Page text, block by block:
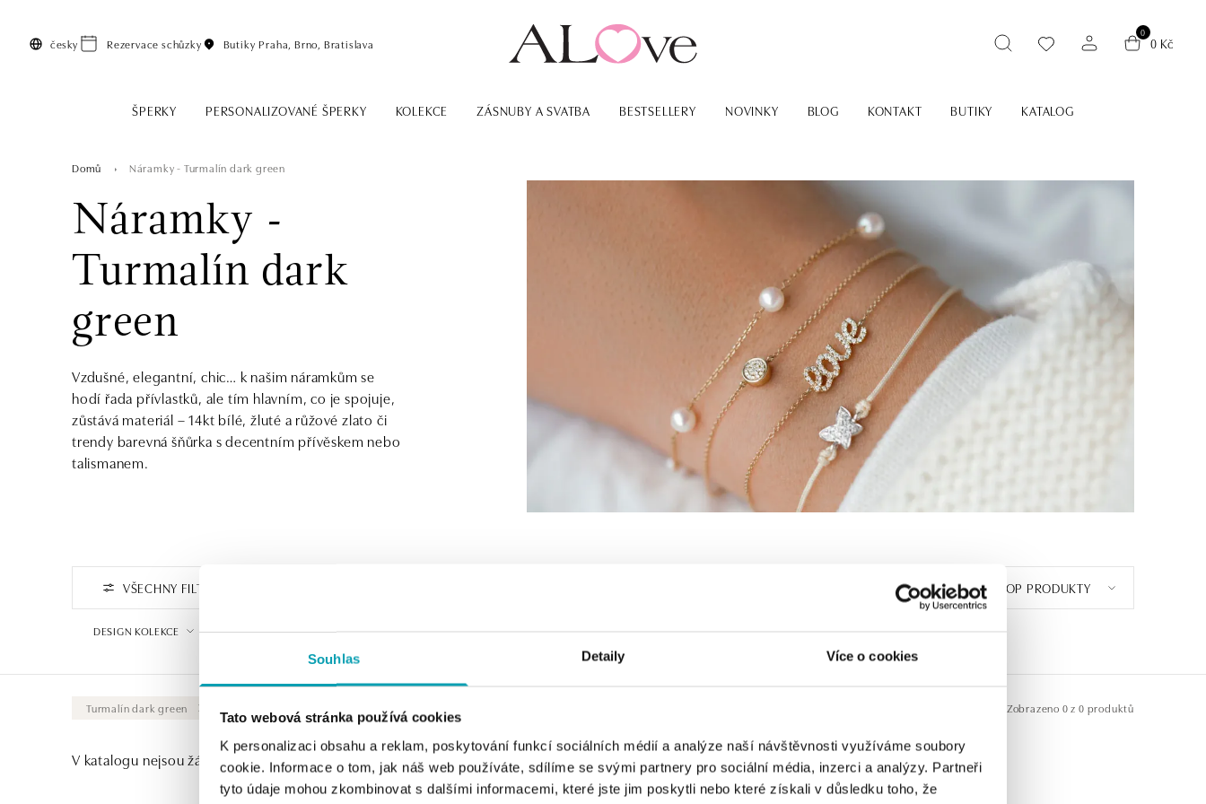
Souhlas Detaily Více o cookies
Tato webová stránka používá cookies
K personalizaci obsahu a reklam, poskytování funkcí sociálních médií a analýze naší návštěvnosti využíváme soubory
cookie. Informace o tom, jak náš web používáte, sdílíme se svými partnery pro sociální média, inzerci a analýzy. Partneři
tyto údaje mohou zkombinovat s dalšími informacemi, které jste jim poskytli nebo které získali v důsledku toho, že
česky Rezervace schůzky Butiky Praha, Brno, Bratislava
0
0 Kč
ŠPERKY PERSONALIZOVANÉ ŠPERKY KOLEKCE ZÁSNUBY A SVATBA BESTSELLERY NOVINKY BLOG KONTAKT BUTIKY KATALOG
Domů Náramky - Turmalín dark green
Náramky -
Turmalín dark
green
Vzdušné, elegantní, chic… k našim náramkům se
hodí řada přívlastků, ale tím hlavním, co je spojuje,
zůstává materiál – 14kt bílé, žluté a růžové zlato či
trendy barevná šňůrka s decentním přívěskem nebo
talismanem.
VŠECHNY FILTRY
DESIGN KOLEKCE VYBERTE SYMBOL
TOP PRODUKTY
Turmalín dark green Zobrazeno 0 z 0 produktů
V katalogu nejsou žádné produkty.